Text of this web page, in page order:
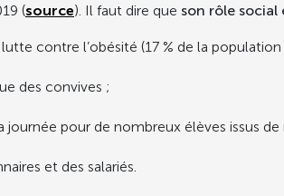
(source). Il faut dire que son rôle social
contre l’obésité (17 % de la
des convives ;
pour de nombreux élèves issus de
et des salariés.